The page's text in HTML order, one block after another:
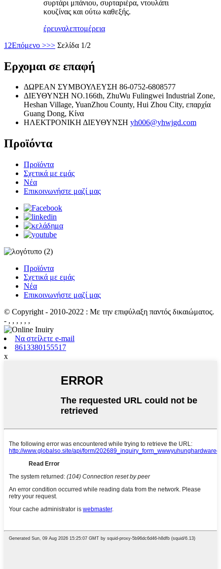
συρτάρι μπάνιου, συρταριέρα, ντουλάπι
κουζίνας και ούτω καθεξής.
έρευναλεπτομέρεια
1 2Επόμενο >>> Σελίδα 1/2
Ερχομαι σε επαφή
ΔΩΡΕΑΝ ΣΥΜΒΟΥΛΕΥΣΗ 86-0752-6808577
ΔΙΕΥΘΥΝΣΗ NO.166th, ZhuWu Fulingwei Industrial Zone,
Heshan Village, YuanZhou County, Hui Zhou City, επαρχία
Guang Dong, Κίνα
ΗΛΕΚΤΡΟΝΙΚΗ ΔΙΕΥΘΥΝΣΗ yh006@yhwjgd.com
Προϊόντα
Προϊόντα
Σχετικά με εμάς
Νέα
Επικοινωνήστε μαζί μας
Προϊόντα
Σχετικά με εμάς
Νέα
Επικοινωνήστε μαζί μας
© Copyright - 2010-2022 : Με την επιφύλαξη παντός δικαιώματος.
- , , , , , ,
Να στείλετε e-mail
8613380155517
x